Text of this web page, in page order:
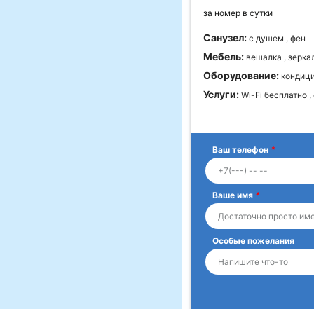
за номер в сутки
Санузел: с душем , фен
Мебель: вешалка ,
Оборудование:
Услуги: Wi-Fi бесплатно
Ваш телефон *
Ваше имя *
Особые пожелания